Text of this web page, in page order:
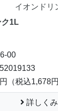
ク1L
00
（税込1,678円
詳しく